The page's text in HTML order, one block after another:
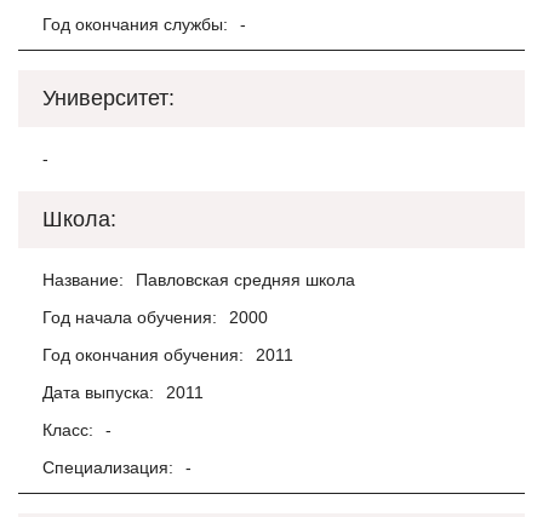
Год окончания службы:
-
Университет:
-
Школа:
Название:
Павловская средняя школа
Год начала обучения:
2000
Год окончания обучения:
2011
Дата выпуска:
2011
Класс:
-
Специализация:
-